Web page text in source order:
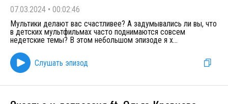
07.03.2024 • 00:02:46
Мультики делают вас счастливее? А задумывались ли вы, что
в детских мультфильмах часто поднимаются совсем
недетские темы? В этом небольшом эпизоде я х...
Слушать эпизод